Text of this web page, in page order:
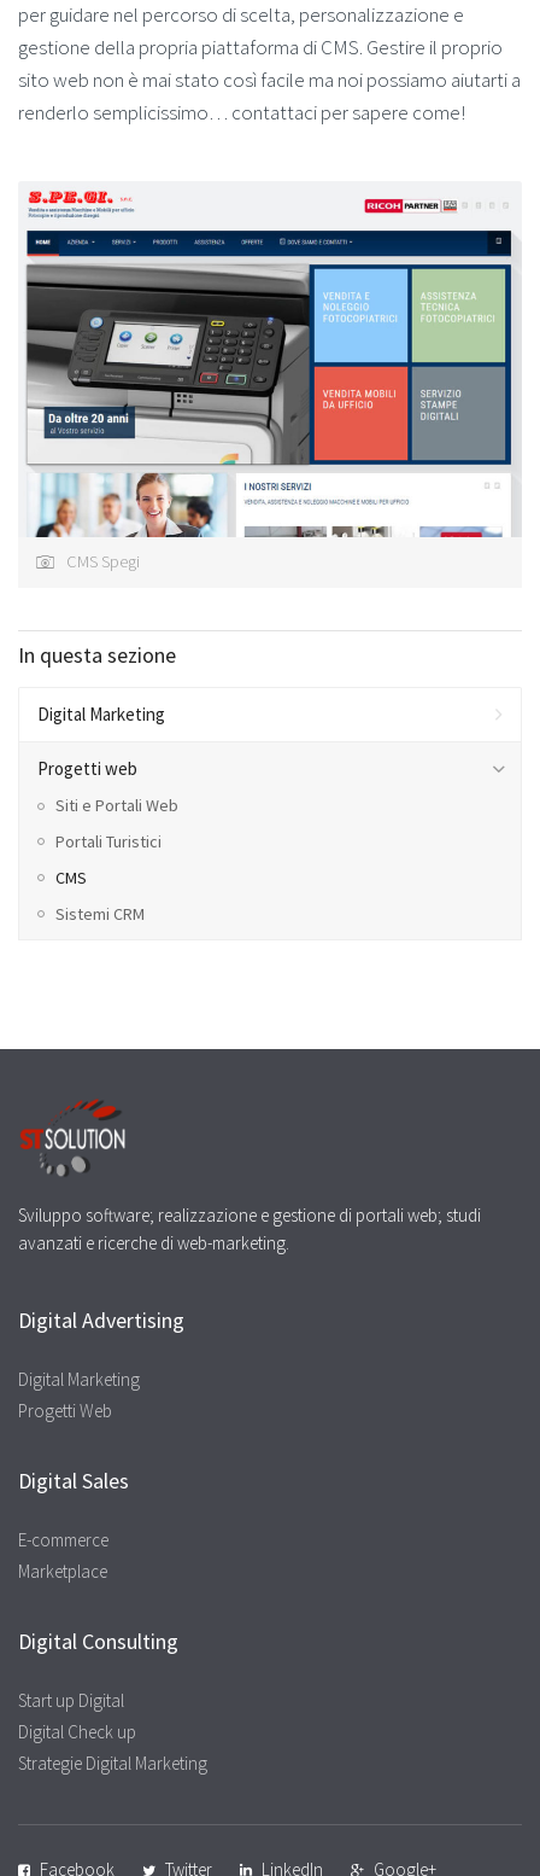
per guidare nel percorso di scelta, personalizzazione e
gestione della propria piattaforma di CMS. Gestire il proprio
sito web non è mai stato così facile ma noi possiamo aiutarti a
renderlo semplicissimo… contattaci per sapere come!
CMS Spegi
In questa sezione
Digital Marketing
Progetti web
Siti e Portali Web
Portali Turistici
CMS
Sistemi CRM
Sviluppo software; realizzazione e gestione di portali web; studi
avanzati e ricerche di web-marketing.
Digital Advertising
Digital Marketing
Progetti Web
Digital Sales
E-commerce
Marketplace
Digital Consulting
Start up Digital
Digital Check up
Strategie Digital Marketing
Facebook Twitter LinkedIn Google+